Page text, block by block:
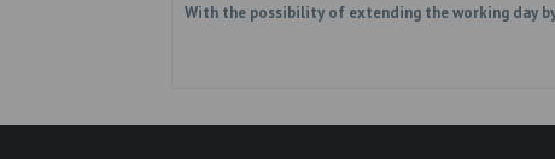
With the possibility of extending the working day